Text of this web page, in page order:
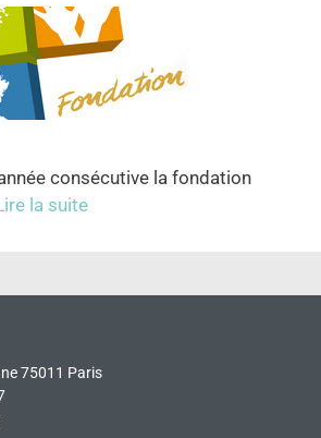
consécutive la fondation
la suite
75011 Paris